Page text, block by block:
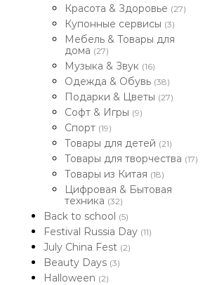
Красота & Здоровье (27)
Купонные сервисы (3)
Мебель & Товары для
дома (27)
Музыка & Звук (16)
Одежда & Обувь (38)
Подарки & Цветы (27)
Софт & Игры (9)
Спорт (19)
Товары для детей (21)
Товары для творчества (17)
Товары из Китая (18)
Цифровая & Бытовая
техника (32)
Back to school (5)
Festival Russia Day (11)
July China Fest (2)
Beauty Days (3)
Halloween (2)